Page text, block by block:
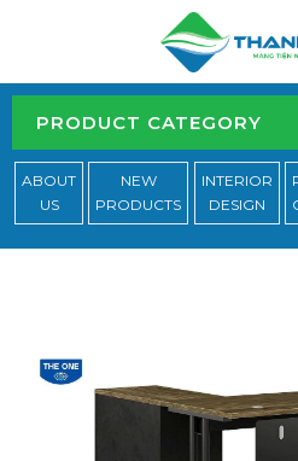
PRODUCT CATEGORY
ABOUT
US
NEW
PRODUCTS
INTERIOR
DESIGN